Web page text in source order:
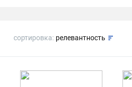
сортировка: релевантность